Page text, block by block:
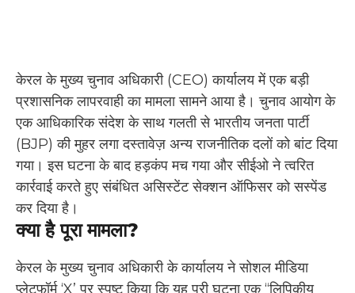
केरल के मुख्य चुनाव अधिकारी (CEO) कार्यालय में एक बड़ी
प्रशासनिक लापरवाही का मामला सामने आया है। चुनाव आयोग के
एक आधिकारिक संदेश के साथ गलती से भारतीय जनता पार्टी
(BJP) की मुहर लगा दस्तावेज़ अन्य राजनीतिक दलों को बांट दिया
गया। इस घटना के बाद हड़कंप मच गया और सीईओ ने त्वरित
कार्रवाई करते हुए संबंधित असिस्टेंट सेक्शन ऑफिसर को सस्पेंड
कर दिया है।
क्या है पूरा मामला?
केरल के मुख्य चुनाव अधिकारी के कार्यालय ने सोशल मीडिया
प्लेटफॉर्म ‘X’ पर स्पष्ट किया कि यह पूरी घटना एक “लिपिकीय